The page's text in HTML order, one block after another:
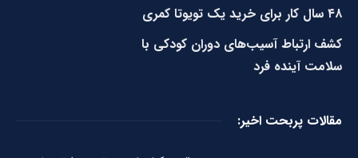
۴۸ سال کار برای خرید یک تویوتا کمری
کشف ارتباط آسیب‌های دوران کودکی با
سلامت آینده فرد
مقالات پربحت اخیر: